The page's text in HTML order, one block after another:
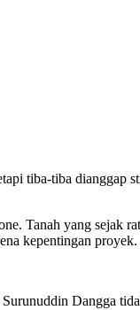
tiba-tiba dianggap
Tanah yang sejak
kepentingan proyek.
Dangga